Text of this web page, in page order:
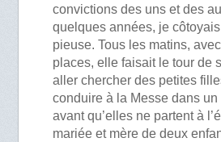
convictions des uns et des
quelques années, je
pieuse. Tous les matins,
places, elle faisait le tour de
aller chercher des petites
conduire à la Messe dans
avant qu’elles ne partent à
mariée et mère de deux